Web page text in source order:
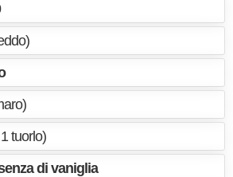
tuorlo)
di vaniglia